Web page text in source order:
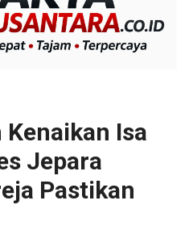
Isa
Jepara
Pastikan